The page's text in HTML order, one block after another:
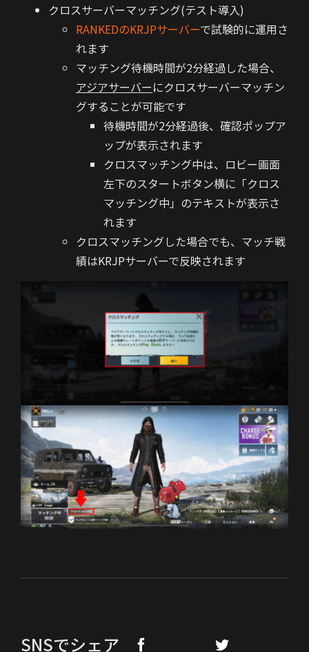
クロスサーバーマッチング(テスト導入)
RANKEDのKRJPサーバーで試験的に運用さ
れます
マッチング待機時間が2分経過した場合、
アジアサーバーにクロスサーバーマッチン
グすることが可能です
待機時間が2分経過後、確認ポップア
ップが表示されます
クロスマッチング中は、ロビー画面
左下のスタートボタン横に「クロス
マッチング中」のテキストが表示さ
れます
クロスマッチングした場合でも、マッチ戦
績はKRJPサーバーで反映されます
SNSでシェア